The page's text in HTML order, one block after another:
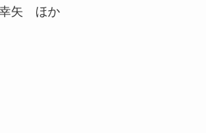
幸矢 ほか